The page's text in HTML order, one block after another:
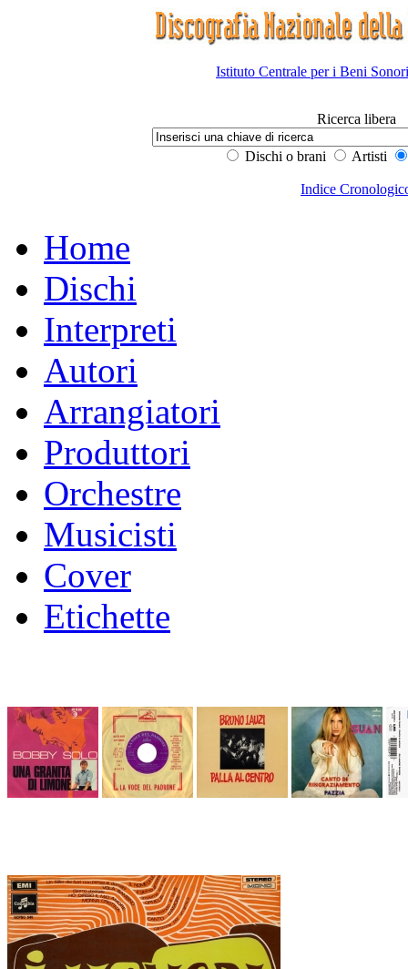
Istituto Centrale per i Beni
Ricerca libera
Dischi o brani Artisti
Indice
Home
Dischi
Interpreti
Autori
Arrangiatori
Produttori
Orchestre
Musicisti
Cover
Etichette